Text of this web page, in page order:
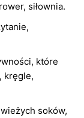
siłownia.
które
kręgle,
soków,